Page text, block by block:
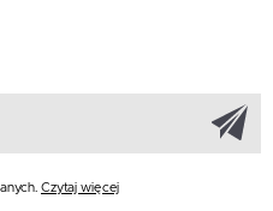
Czytaj więcej